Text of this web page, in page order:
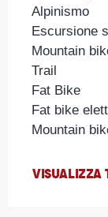
Alpinismo
Escursione
Mountain
Trail
Fat Bike
Fat bike
Mountain
VISUALIZZA